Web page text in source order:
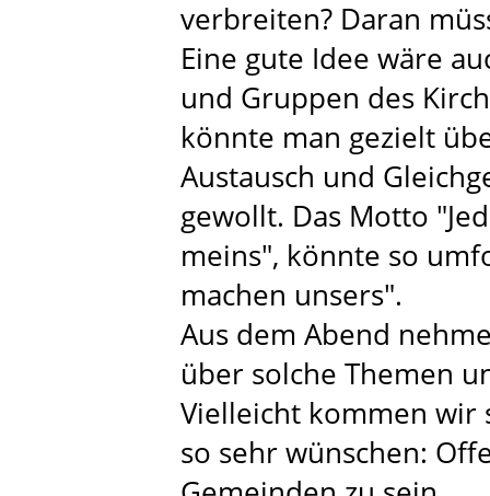
verbreiten? Daran
Eine gute Idee wäre
und Gruppen des
könnte man gezielt
Austausch und
gewollt. Das Motto
meins", könnte so
machen unsers".
Aus dem Abend
über solche Themen
Vielleicht kommen wir
so sehr wünschen: